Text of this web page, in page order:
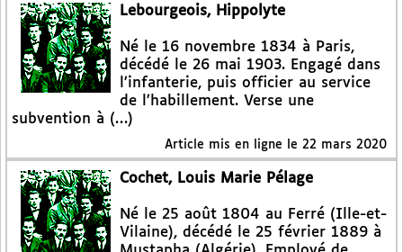
Lebourgeois, Hippolyte
Né le 16 novembre 1834 à Paris,
décédé le 26 mai 1903. Engagé dans
l’infanterie, puis officier au service
de l’habillement. Verse une
subvention à (…)
Article mis en ligne le 22 mars 2020
Cochet, Louis Marie Pélage
Né le 25 août 1804 au Ferré (Ille-et-
Vilaine), décédé le 25 février 1889 à